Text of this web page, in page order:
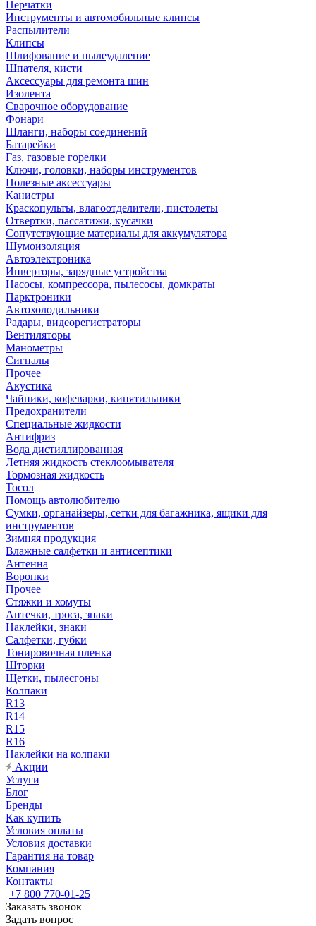
Перчатки
Инструменты и автомобильные клипсы
Распылители
Клипсы
Шлифование и пылеудаление
Шпателя, кисти
Аксессуары для ремонта шин
Изолента
Сварочное оборудование
Фонари
Шланги, наборы соединений
Батарейки
Газ, газовые горелки
Ключи, головки, наборы инструментов
Полезные аксессуары
Канистры
Краскопульты, влагоотделители, пистолеты
Отвертки, пассатижи, кусачки
Сопутствующие материалы для аккумулятора
Шумоизоляция
Автоэлектроника
Инверторы, зарядные устройства
Насосы, компрессора, пылесосы, домкраты
Парктроники
Автохолодильники
Радары, видеорегистраторы
Вентиляторы
Манометры
Сигналы
Прочее
Акустика
Чайники, кофеварки, кипятильники
Предохранители
Специальные жидкости
Антифриз
Вода дистиллированная
Летняя жидкость стеклоомывателя
Тормозная жидкость
Тосол
Помощь автолюбителю
Сумки, органайзеры, сетки для багажника, ящики для
инструментов
Зимняя продукция
Влажные салфетки и антисептики
Антенна
Воронки
Прочее
Стяжки и хомуты
Аптечки, троса, знаки
Наклейки, знаки
Салфетки, губки
Тонировочная пленка
Шторки
Щетки, пылесгоны
Колпаки
R13
R14
R15
R16
Наклейки на колпаки
Акции
Услуги
Блог
Бренды
Как купить
Условия оплаты
Условия доставки
Гарантия на товар
Компания
Контакты
+7 800 770-01-25
Заказать звонок
Задать вопрос